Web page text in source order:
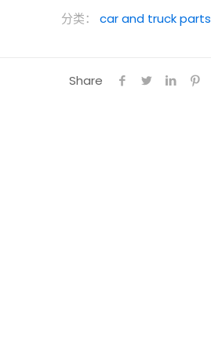
分类： car and truck parts
Share